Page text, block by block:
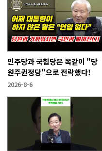
민주당과 국힘당은 똑같이 "당
원주권정당"으로 전락했다!
2026-8-6